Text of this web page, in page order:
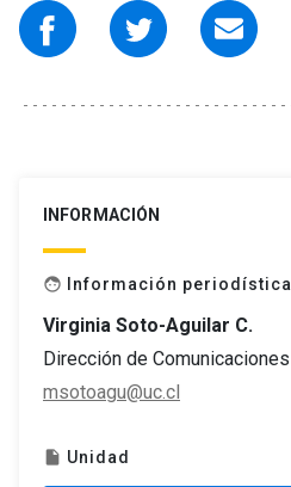
INFORMACIÓN
face Información periodística
Virginia Soto-Aguilar C.
Dirección de Comunicaciones
msotoagu@uc.cl
insert_drive_file Unidad